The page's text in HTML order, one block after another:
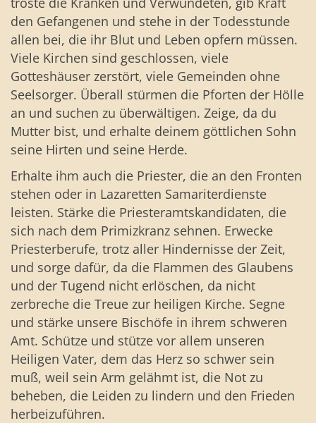
den Gefangenen und stehe in der Todesstunde
allen bei, die ihr Blut und Leben opfern müssen.
Viele Kirchen sind geschlossen, viele
Gotteshäuser zerstört, viele Gemeinden ohne
Seelsorger. Überall stürmen die Pforten der Hölle
an und suchen zu überwältigen. Zeige, da du
Mutter bist, und erhalte deinem göttlichen Sohn
seine Hirten und seine Herde.
Erhalte ihm auch die Priester, die an den Fronten
stehen oder in Lazaretten Samariterdienste
leisten. Stärke die Priesteramtskandidaten, die
sich nach dem Primizkranz sehnen. Erwecke
Priesterberufe, trotz aller Hindernisse der Zeit,
und sorge dafür, da die Flammen des Glaubens
und der Tugend nicht erlöschen, da nicht
zerbreche die Treue zur heiligen Kirche. Segne
und stärke unsere Bischöfe in ihrem schweren
Amt. Schütze und stütze vor allem unseren
Heiligen Vater, dem das Herz so schwer sein
muß, weil sein Arm gelähmt ist, die Not zu
beheben, die Leiden zu lindern und den Frieden
herbeizuführen.